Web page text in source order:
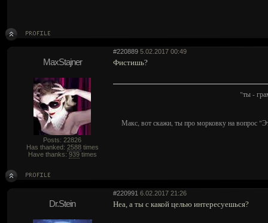
#220889 5.02.2017 00:49
MaxStajner
Posts: 22826
Has thanked: 2588times
Have thanks: 939times
Фистишь?
"ты -
Макс, вот скажи, ты про морковку на вопрос
#220991 6.02.2017 21:26
Dr.Stein Неа, а ты с какой целью интересуешься?